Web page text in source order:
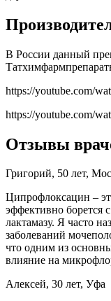
В России данный
https://youtube.com/
https://youtube.com/
Отзывы
Григорий, 50 лет,
Ципрофлоксацин –
эффективно борется
лактамазу. Я часто
заболеваний
что одним из
влияние на
Алексей, 30 лет, Уфа